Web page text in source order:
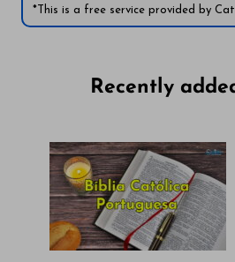
*This is a free service provided by
Recently